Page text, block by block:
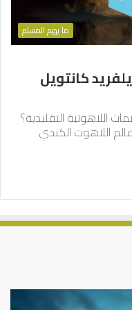
ما يهم المسلم
كانتويل
اللاهوتية التقليدية؟
اللاهوت الكندي